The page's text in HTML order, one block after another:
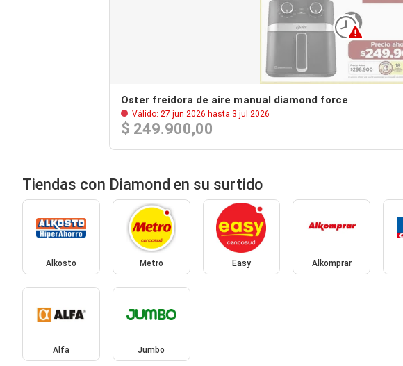
Oster freidora de aire manual diamond force
Válido: 27 jun 2026 hasta 3 jul 2026
$ 249.900,00
Tiendas con Diamond en su surtido
Alkosto Metro Easy Alkomprar
Alfa Jumbo